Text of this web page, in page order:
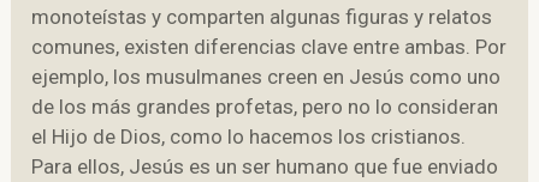
monoteístas y comparten algunas figuras y relatos
comunes, existen diferencias clave entre ambas. Por
ejemplo, los musulmanes creen en Jesús como uno
de los más grandes profetas, pero no lo consideran
el Hijo de Dios, como lo hacemos los cristianos.
Para ellos, Jesús es un ser humano que fue enviado